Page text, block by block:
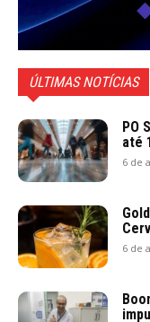
ÚLTIMAS NOTÍCIAS
PO
até
6 de
6 de